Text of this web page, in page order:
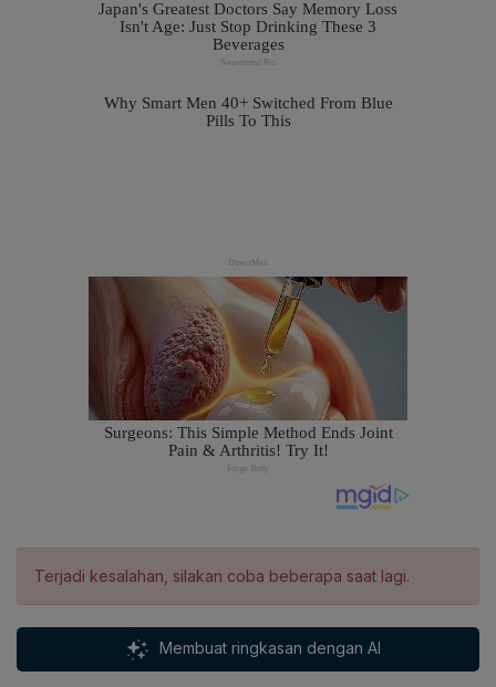
Terjadi kesalahan, silakan coba beberapa saat lagi.
Membuat ringkasan dengan AI